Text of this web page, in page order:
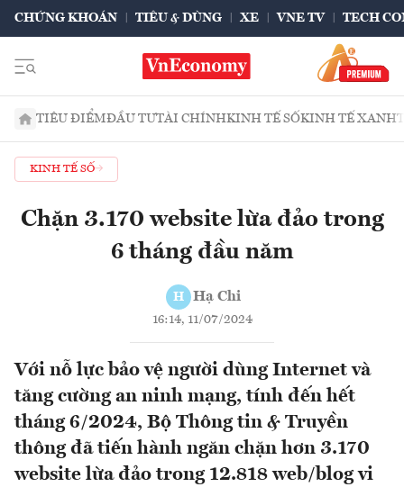
CHỨNG KHOÁN TIÊU & DÙNG XE VNE TV TECH
TIÊU ĐIỂMĐẦU TƯTÀI CHÍNHKINH TẾ SỐKINH TẾ XANH
KINH TẾ SỐ
Chặn 3.170 website lừa đảo trong
6 tháng đầu năm
H Hạ Chi
16:14, 11/07/2024
Với nỗ lực bảo vệ người dùng Internet và
tăng cường an ninh mạng, tính đến hết
tháng 6/2024, Bộ Thông tin & Truyền
thông đã tiến hành ngăn chặn hơn 3.170
website lừa đảo trong 12.818 web/blog vi